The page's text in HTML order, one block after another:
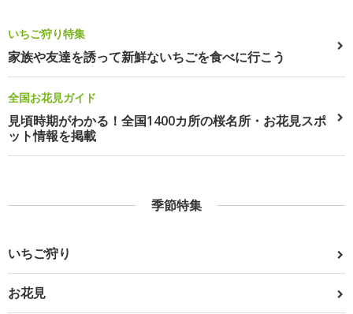
いちご狩り特集
家族や友達を誘って新鮮ないちごを食べに行こう
全国お花見ガイド
見頃時期がわかる！全国1400カ所の桜名所・お花見スポ
ット情報を掲載
季節特集
いちご狩り
お花見